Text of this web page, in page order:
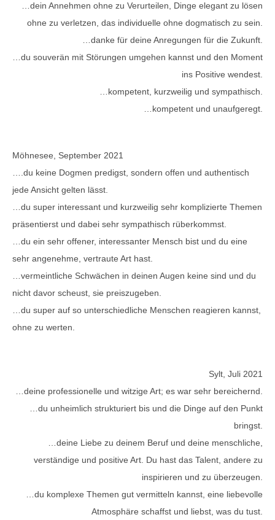
…dein Annehmen ohne zu Verurteilen, Dinge elegant zu lösen
ohne zu verletzen, das individuelle ohne dogmatisch zu sein.
…danke für deine Anregungen für die Zukunft.
…du souverän mit Störungen umgehen kannst und den Moment
ins Positive wendest.
…kompetent, kurzweilig und sympathisch.
…kompetent und unaufgeregt.
Möhnesee, September 2021
….du keine Dogmen predigst, sondern offen und authentisch
jede Ansicht gelten lässt.
…du super interessant und kurzweilig sehr komplizierte Themen
präsentierst und dabei sehr sympathisch rüberkommst.
…du ein sehr offener, interessanter Mensch bist und du eine
sehr angenehme, vertraute Art hast.
…vermeintliche Schwächen in deinen Augen keine sind und du
nicht davor scheust, sie preiszugeben.
…du super auf so unterschiedliche Menschen reagieren kannst,
ohne zu werten.
Sylt, Juli 2021
…deine professionelle und witzige Art; es war sehr bereichernd.
…du unheimlich strukturiert bis und die Dinge auf den Punkt
bringst.
…deine Liebe zu deinem Beruf und deine menschliche,
verständige und positive Art. Du hast das Talent, andere zu
inspirieren und zu überzeugen.
…du komplexe Themen gut vermitteln kannst, eine liebevolle
Atmosphäre schaffst und liebst, was du tust.